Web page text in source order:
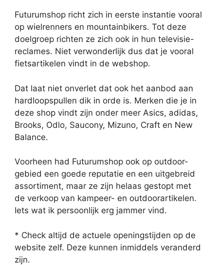
Futurumshop richt zich in eerste instantie vooral
op wielrenners en mountainbikers. Tot deze
doelgroep richten ze zich ook in hun televisie-
reclames. Niet verwonderlijk dus dat je vooral
fietsartikelen vindt in de webshop.
Dat laat niet onverlet dat ook het aanbod aan
hardloopspullen dik in orde is. Merken die je in
deze shop vindt zijn onder meer Asics, adidas,
Brooks, Odlo, Saucony, Mizuno, Craft en New
Balance.
Voorheen had Futurumshop ook op outdoor-
gebied een goede reputatie en een uitgebreid
assortiment, maar ze zijn helaas gestopt met
de verkoop van kampeer- en outdoorartikelen.
Iets wat ik persoonlijk erg jammer vind.
* Check altijd de actuele openingstijden op de
website zelf. Deze kunnen inmiddels veranderd
zijn.